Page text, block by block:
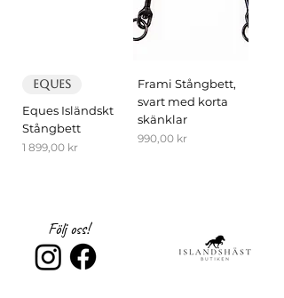
EQUES
Eques Isländskt
Stångbett
Pris
1 899,00 kr
Frami Stångbett,
svart med korta
skänklar
Pris
990,00 kr
Följ oss!